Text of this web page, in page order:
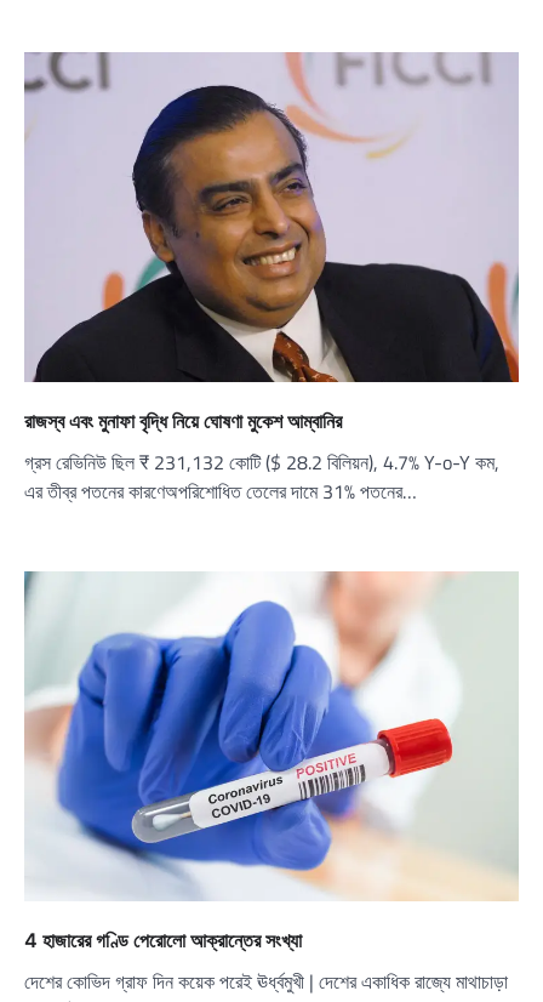
রাজস্ব এবং মুনাফা বৃদ্ধি নিয়ে ঘোষণা মুকেশ আম্বানির
গ্রস রেভিনিউ ছিল ₹ 231,132 কোটি ($ 28.2 বিলিয়ন), 4.7% Y-o-Y কম,
এর তীব্র পতনের কারণেঅপরিশোধিত তেলের দামে 31% পতনের…
4 হাজারের গণ্ডি পেরোলো আক্রান্তের সংখ্যা
দেশের কোভিদ গ্রাফ দিন কয়েক পরেই ঊর্ধ্বমুখী | দেশের একাধিক রাজ্যে মাথাচাড়া